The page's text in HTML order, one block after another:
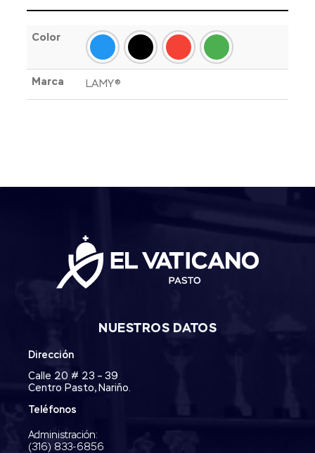
Color
Marca LAMY®
NUESTROS DATOS
Dirección
Calle 20 # 23 – 39
Centro Pasto, Nariño.
Teléfonos
Administración:
‭(316) 833-6856‬